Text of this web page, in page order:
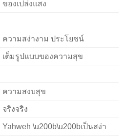
ของเปล่งแสง
ความสง่างาม ประโยชน์
เต็มรูปแบบของความสุข
ความสงบสุข
จริงจริง
Yahweh \u200b\u200bเป็นสง่า